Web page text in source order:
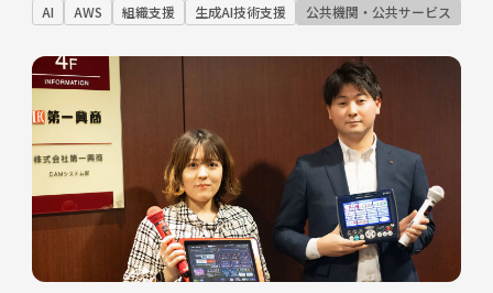
AI AWS 組織支援 生成AI技術支援 公共機関・公共サービス